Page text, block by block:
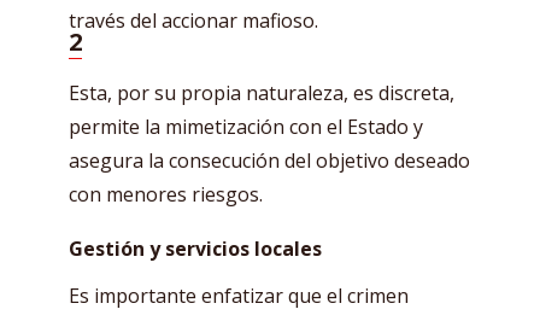
través del accionar mafioso.
2
Esta, por su propia naturaleza, es discreta,
permite la mimetización con el Estado y
asegura la consecución del objetivo deseado
con menores riesgos.
Gestión y servicios locales
Es importante enfatizar que el crimen